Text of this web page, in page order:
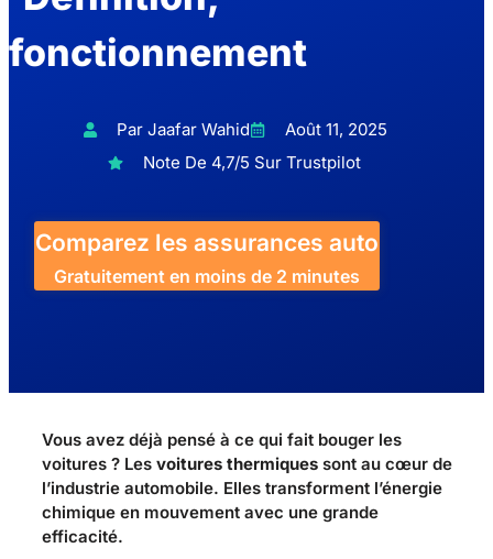
fonctionnement
Par Jaafar Wahid
Août 11, 2025
Note De 4,7/5 Sur Trustpilot
Comparez les assurances auto
Gratuitement en moins de 2 minutes
Vous avez déjà pensé à ce qui fait bouger les
voitures ? Les voitures thermiques sont au cœur de
l’industrie automobile. Elles transforment l’énergie
chimique en mouvement avec une grande
efficacité.